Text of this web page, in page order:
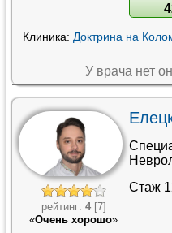
Клиника: Доктрина на
У врача нет
рейтинг: 4[7]
«Очень хорошо»
Стаж